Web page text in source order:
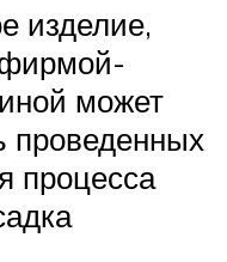
изделие,
фирмой-
может
проведенных
процесса